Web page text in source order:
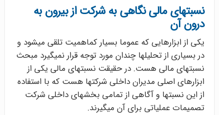
نسبت­های مالی نگاهی به شرکت از بیرون به
درون آن
یکی از ابزارهایی که عموما بسیار کم­اهمیت تلقی می­شود و
در بسیاری از تحلیل­ها چندان مورد توجه قرار نمی­گیرد مبحث
نسبت­های مالی هست. در حقیقت نسبت­های مالی یکی از
ابزارهای اصلی مدیران داخلی شرکت­ها هست که با استفاده
از این نسبت­ها و آگاهی از تمامی بخش­های داخلی شرکت
تصمیمات عملیاتی برای آن می­گیرند.